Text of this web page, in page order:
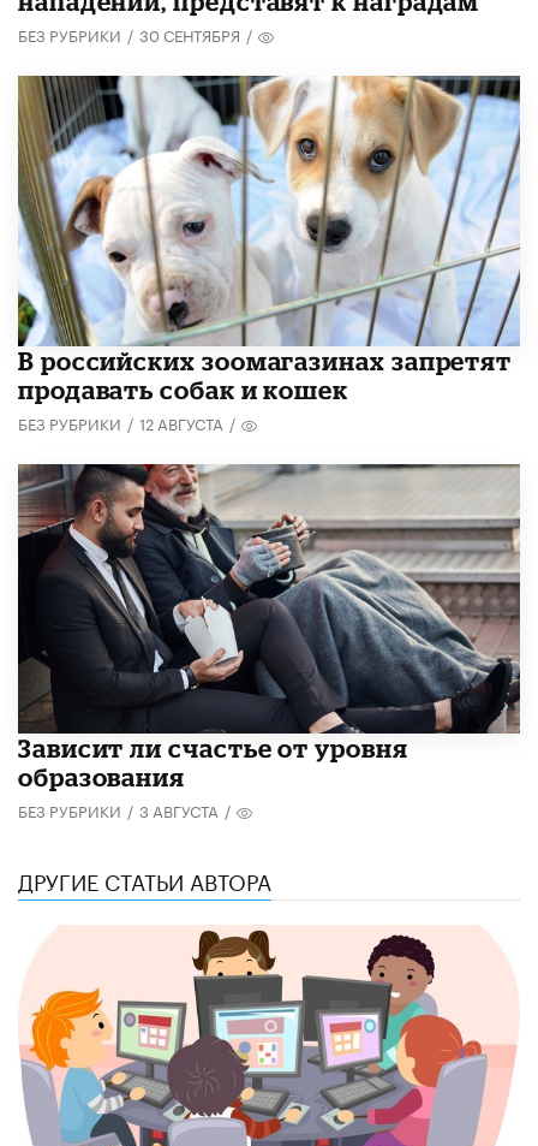
БЕЗ РУБРИКИ / 30 СЕНТЯБРЯ /
В российских зоомагазинах запретят
продавать собак и кошек
БЕЗ РУБРИКИ / 12 АВГУСТА /
Зависит ли счастье от уровня
образования
БЕЗ РУБРИКИ / 3 АВГУСТА /
ДРУГИЕ СТАТЬИ АВТОРА